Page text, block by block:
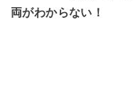
両がわからない！